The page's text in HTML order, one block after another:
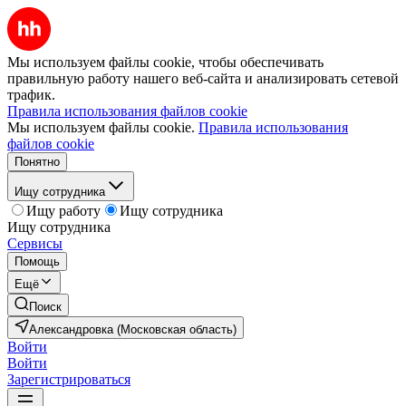
Мы используем файлы cookie, чтобы обеспечивать
правильную работу нашего веб-сайта и анализировать сетевой
трафик.
Правила использования файлов cookie
Мы используем файлы cookie. Правила использования
файлов cookie
Понятно
Ищу сотрудника
Ищу работу
Ищу сотрудника
Ищу сотрудника
Сервисы
Помощь
Ещё
Поиск
Александровка (Московская область)
Войти
Войти
Зарегистрироваться